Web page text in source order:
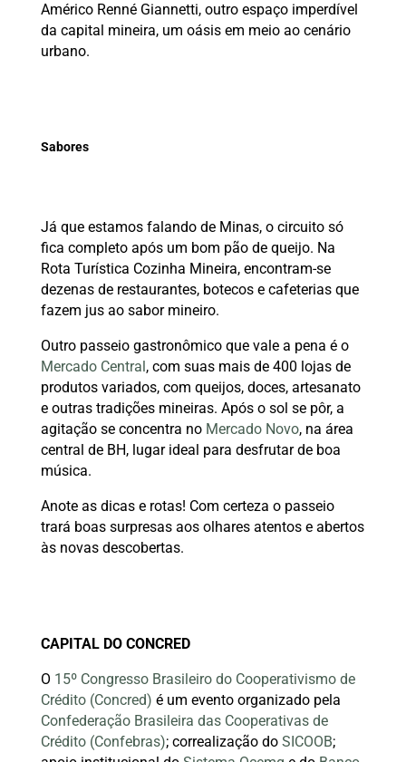
Américo Renné Giannetti, outro espaço imperdível
da capital mineira, um oásis em meio ao cenário
urbano.
Sabores
Já que estamos falando de Minas, o circuito só
fica completo após um bom pão de queijo. Na
Rota Turística Cozinha Mineira, encontram-se
dezenas de restaurantes, botecos e cafeterias que
fazem jus ao sabor mineiro.
Outro passeio gastronômico que vale a pena é o
Mercado Central, com suas mais de 400 lojas de
produtos variados, com queijos, doces, artesanato
e outras tradições mineiras. Após o sol se pôr, a
agitação se concentra no Mercado Novo, na área
central de BH, lugar ideal para desfrutar de boa
música.
Anote as dicas e rotas! Com certeza o passeio
trará boas surpresas aos olhares atentos e abertos
às novas descobertas.
CAPITAL DO CONCRED
O 15º Congresso Brasileiro do Cooperativismo de
Crédito (Concred) é um evento organizado pela
Confederação Brasileira das Cooperativas de
Crédito (Confebras); correalização do SICOOB;